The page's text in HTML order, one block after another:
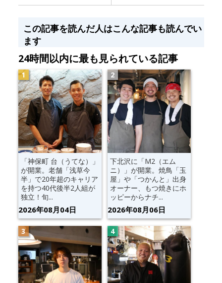
この記事を読んだ人はこんな記事も読んでい
ます
24時間以内に最も見られている記事
「神保町 台（うてな）」
が開業。老舗「浅草今
半」で20年超のキャリア
を持つ40代後半2人組が
独立！旬...
2026年08月04日
下北沢に「M2（エム
ニ）」が開業。焼鳥「玉
屋」や「つかんと」出身
オーナー、もつ焼きにホ
ッピーからナチ...
2026年08月06日